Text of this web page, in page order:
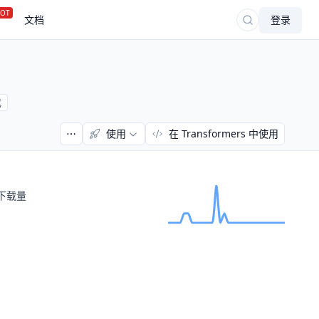
文档 登录
使用 在 Transformers 中使用
载量